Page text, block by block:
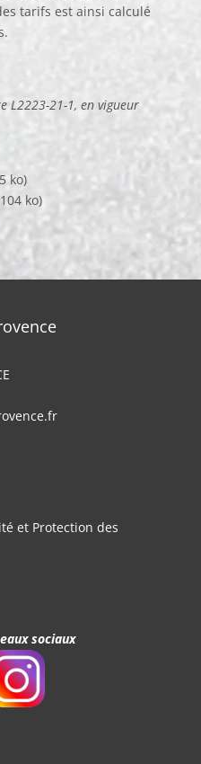
tarifs est ainsi calculé
L2223-21-1, en vigueur
ko)
ko)
et Protection des
sociaux